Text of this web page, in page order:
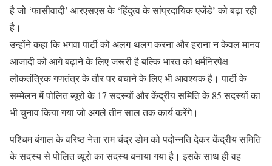
है जो ‘फासीवादी’ आरएसएस के ‘हिंदुत्व के सांप्रदायिक एजेंडे’ को बढ़ा रही
है।
उन्होंने कहा कि भगवा पार्टी को अलग-थलग करना और हराना न केवल मानव
आजादी को आगे बढ़ाने के लिए जरूरी है बल्कि भारत को धर्मनिरपेक्ष
लोकतंत्रिक गणतंत्र के तौर पर बचाने के लिए भी आवश्यक है। पार्टी के
सम्मेलन में पोलित ब्यूरो के 17 सदस्यों और केंद्रीय समिति के 85 सदस्यों का
भी चुनाव किया गया जो अगले तीन साल तक कार्य करेंगे।
पश्चिम बंगाल के वरिष्ठ नेता राम चंद्र डोम को पदोन्नति देकर केंद्रीय समिति
के सदस्य से पोलित ब्यूरो का सदस्य बनाया गया है। इसके साथ ही वह